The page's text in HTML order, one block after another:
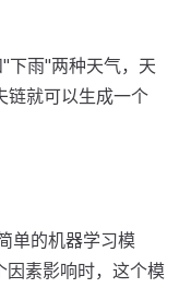
下雨"两种天气，天
链就可以生成一个
单的机器学习模
因素影响时，这个模